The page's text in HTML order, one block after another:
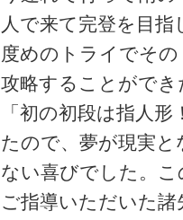
人で来て完登を目
度めのトライでそ
攻略することがで
「初の初段は指人
たので、夢が現実
ない喜びでした。
ご指導いただいた